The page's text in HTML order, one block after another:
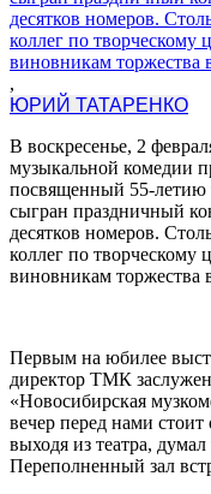
,
ЮРИЙ ТАТАРЕНКО
В воскресенье, 2
музыкальной комедии
посвященный 55-летию
сыгран праздничный
десятков номеров.
коллег по творческому
виновникам торжества
Первым на юбилее
директор ТМК
«Новосибирская
вечер перед нами стоит
выходя из театра,
Переполненный зал